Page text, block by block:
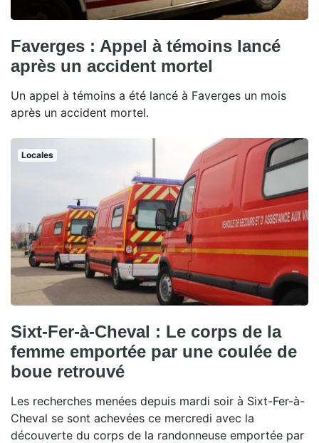
Faverges : Appel à témoins lancé
après un accident mortel
Un appel à témoins a été lancé à Faverges un mois
après un accident mortel.
Locales
Sixt-Fer-à-Cheval : Le corps de la
femme emportée par une coulée de
boue retrouvé
Les recherches menées depuis mardi soir à Sixt-Fer-à-
Cheval se sont achevées ce mercredi avec la
découverte du corps de la randonneuse emportée par